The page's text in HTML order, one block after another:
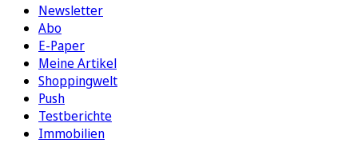
Newsletter
Abo
E-Paper
Meine Artikel
Shoppingwelt
Push
Testberichte
Immobilien